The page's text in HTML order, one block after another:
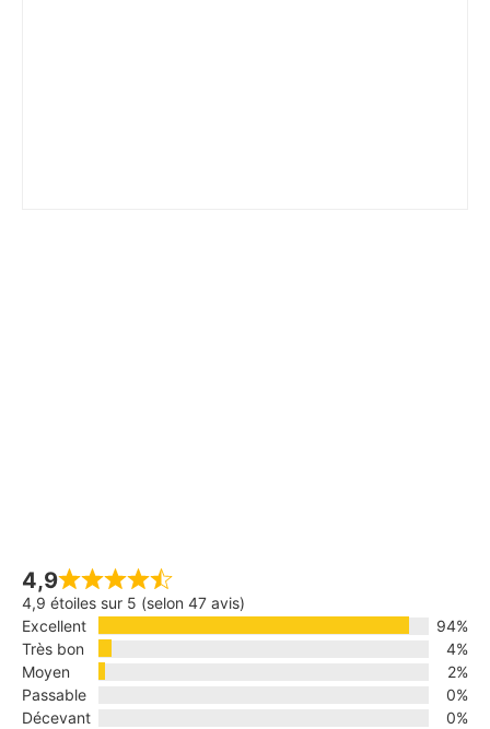
4,9
4,9 étoiles sur 5 (selon 47 avis)
Excellent
94%
Très bon
4%
Moyen
2%
Passable
0%
Décevant
0%